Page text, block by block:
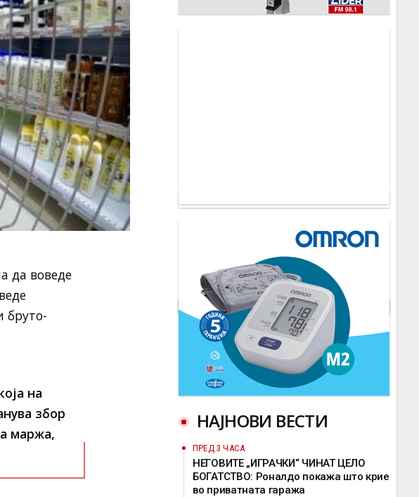
да воведе
бруто-
на
збор
маржа,
НАЈНОВИ ВЕСТИ
ПРЕД 3 ЧАСА
НЕГОВИТЕ „ИГРАЧКИ“ ЧИНАТ ЦЕЛО
БОГАТСТВО: Роналдо покажа што крие
во приватната гаража